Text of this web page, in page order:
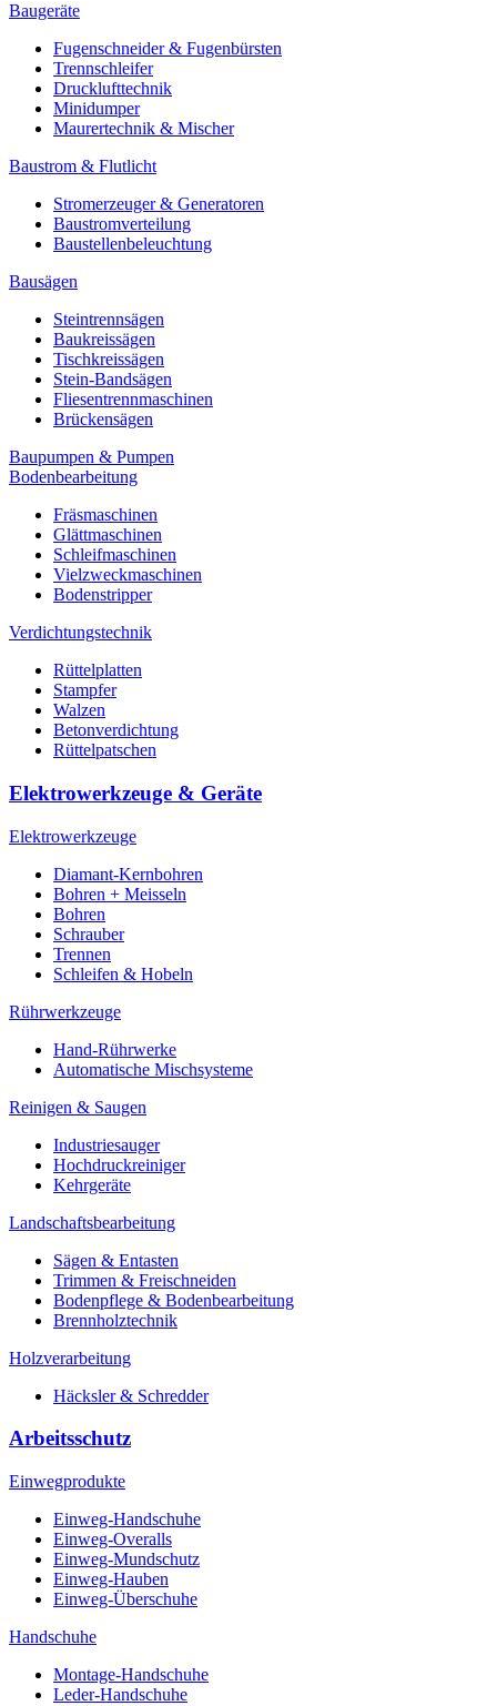
Baugeräte
Fugenschneider & Fugenbürsten
Trennschleifer
Drucklufttechnik
Minidumper
Maurertechnik & Mischer
Baustrom & Flutlicht
Stromerzeuger & Generatoren
Baustromverteilung
Baustellenbeleuchtung
Bausägen
Steintrennsägen
Baukreissägen
Tischkreissägen
Stein-Bandsägen
Fliesentrennmaschinen
Brückensägen
Baupumpen & Pumpen
Bodenbearbeitung
Fräsmaschinen
Glättmaschinen
Schleifmaschinen
Vielzweckmaschinen
Bodenstripper
Verdichtungstechnik
Rüttelplatten
Stampfer
Walzen
Betonverdichtung
Rüttelpatschen
Elektrowerkzeuge & Geräte
Elektrowerkzeuge
Diamant-Kernbohren
Bohren + Meisseln
Bohren
Schrauber
Trennen
Schleifen & Hobeln
Rührwerkzeuge
Hand-Rührwerke
Automatische Mischsysteme
Reinigen & Saugen
Industriesauger
Hochdruckreiniger
Kehrgeräte
Landschaftsbearbeitung
Sägen & Entasten
Trimmen & Freischneiden
Bodenpflege & Bodenbearbeitung
Brennholztechnik
Holzverarbeitung
Häcksler & Schredder
Arbeitsschutz
Einwegprodukte
Einweg-Handschuhe
Einweg-Overalls
Einweg-Mundschutz
Einweg-Hauben
Einweg-Überschuhe
Handschuhe
Montage-Handschuhe
Leder-Handschuhe